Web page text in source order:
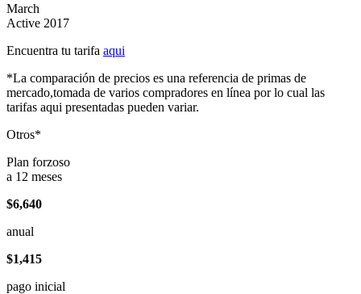
March
Active 2017
Encuentra tu tarifa aqui
*La comparación de precios es una referencia de primas de
mercado,tomada de varios compradores en línea por lo cual las
tarifas aqui presentadas pueden variar.
Otros*
Plan forzoso
a 12 meses
$6,640
anual
$1,415
pago inicial